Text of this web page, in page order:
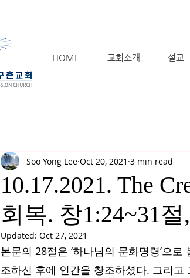
HOME 교회소개 설교
10.17.2021. The
회복. 창1:24~31절
Soo Yong Lee Oct 20, 2021 3 min read
Updated: Oct 27, 2021
본문의 28절은 ‘하나님의 문화명령’으
조하신 후에 인간을 창조하셨다. 그리고